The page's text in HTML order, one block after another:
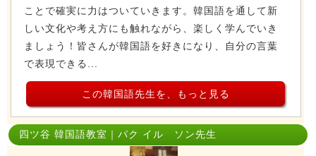
ことで確実に力はついていきます。韓国語を通して新
しい文化や考え方にも触れながら、楽しく学んでいき
ましょう！皆さんが韓国語を好きになり、自分の言葉
で表現できる...
この韓国語先生を、もっと見る
四ツ谷 韓国語教室｜パク イル ソン先生